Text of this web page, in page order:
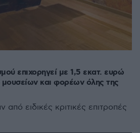
επιχορηγεί με 1,5 εκατ. ευρώ
μουσείων και φορέων όλης της
από ειδικές κριτικές επιτροπές